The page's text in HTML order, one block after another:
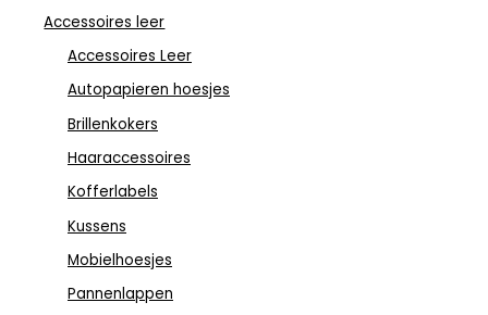
Accessoires leer
Accessoires Leer
Autopapieren hoesjes
Brillenkokers
Haaraccessoires
Kofferlabels
Kussens
Mobielhoesjes
Pannenlappen